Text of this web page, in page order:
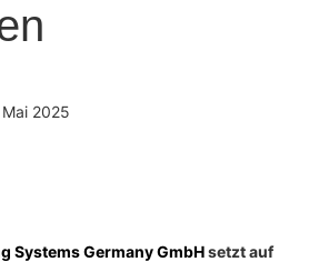
2025
Systems Germany GmbHsetzt auf